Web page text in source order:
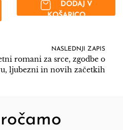
DODAJ V
KOŠARICO
NASLEDNJI ZAPIS
romani za srce, zgodbe o
ljubezni in novih začetkih